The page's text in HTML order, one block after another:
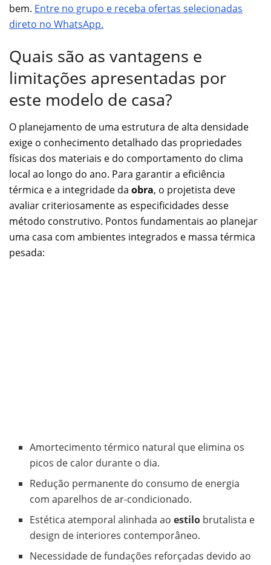
bem. Entre no grupo e receba ofertas selecionadas
direto no WhatsApp.
Quais são as vantagens e
limitações apresentadas por
este modelo de casa?
O planejamento de uma estrutura de alta densidade
exige o conhecimento detalhado das propriedades
físicas dos materiais e do comportamento do clima
local ao longo do ano. Para garantir a eficiência
térmica e a integridade da obra, o projetista deve
avaliar criteriosamente as especificidades desse
método construtivo. Pontos fundamentais ao planejar
uma casa com ambientes integrados e massa térmica
pesada:
Amortecimento térmico natural que elimina os
picos de calor durante o dia.
Redução permanente do consumo de energia
com aparelhos de ar-condicionado.
Estética atemporal alinhada aoestilo brutalista e
design de interiores contemporâneo.
Necessidade de fundações reforçadas devido ao